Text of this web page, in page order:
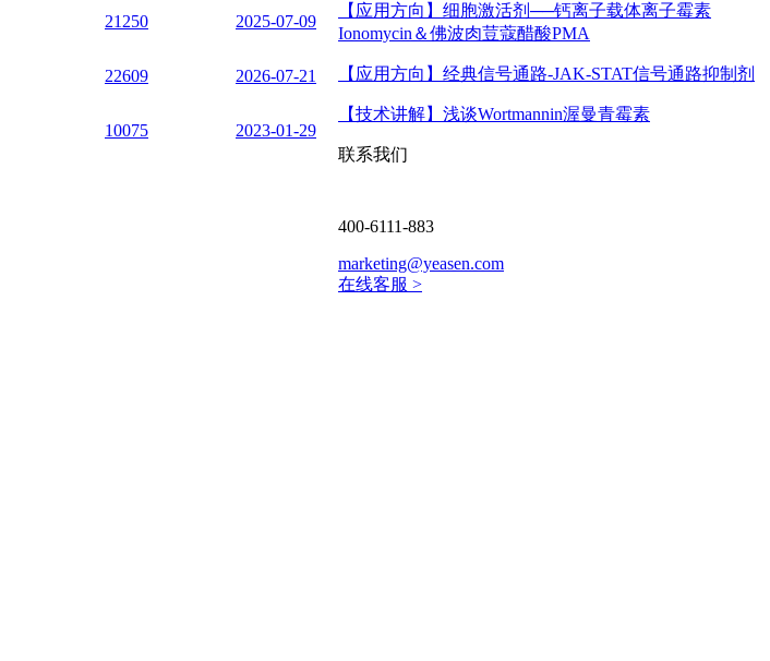
21250 2025-07-09
22609 2026-07-21
10075 2023-01-29
【应用方向】 细胞激活剂──钙离子载体离子霉素
Ionomycin＆佛波肉荳蔻醋酸PMA
【应用方向】 经典信号通路-JAK-STAT信号通路抑制剂
【技术讲解】 浅谈Wortmannin渥曼青霉素
联系我们
400-6111-883
marketing@yeasen.com
在线客服 >